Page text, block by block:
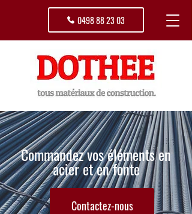
0498 88 23 03
Commandez vos éléments en
acier et en fonte
Contactez-nous